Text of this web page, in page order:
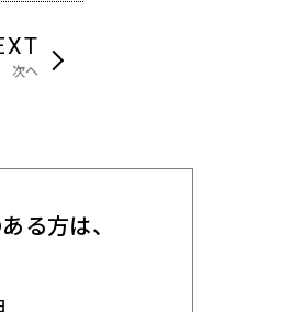
次へ
る方は、